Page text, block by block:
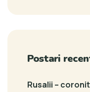
Postari
Rusalii –